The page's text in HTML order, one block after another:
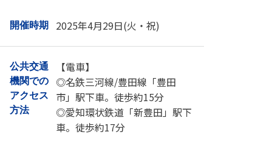
開催時期 2025年4月29日(火・祝)
公共交通
機関での
アクセス
方法
【電車】
◎名鉄三河線/豊田線「豊田
市」駅下車。徒歩約15分
◎愛知環状鉄道「新豊田」駅下
車。徒歩約17分